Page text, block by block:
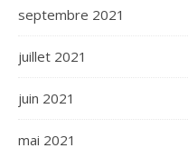
septembre 2021
juillet 2021
juin 2021
mai 2021